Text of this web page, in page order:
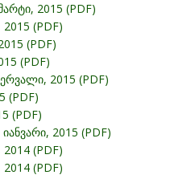
2015 (PDF)
(PDF)
(PDF)
(PDF)
2015 (PDF)
(PDF)
(PDF)
2015 (PDF)
(PDF)
(PDF)